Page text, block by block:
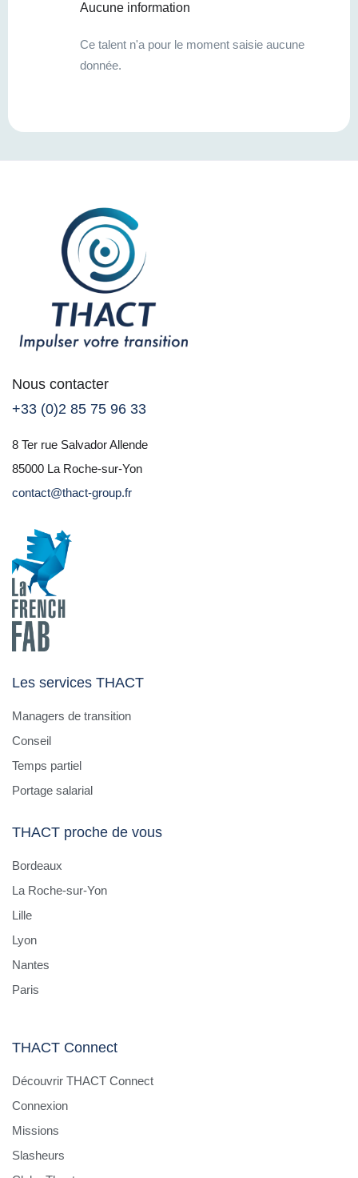
Aucune information
Ce talent n'a pour le moment saisie aucune
donnée.
Nous contacter
+33 (0)2 85 75 96 33
8 Ter rue Salvador Allende
85000 La Roche-sur-Yon
contact@thact-group.fr
Les services THACT
Managers de transition
Conseil
Temps partiel
Portage salarial
THACT proche de vous
Bordeaux
La Roche-sur-Yon
Lille
Lyon
Nantes
Paris
THACT Connect
Découvrir THACT Connect
Connexion
Missions
Slasheurs